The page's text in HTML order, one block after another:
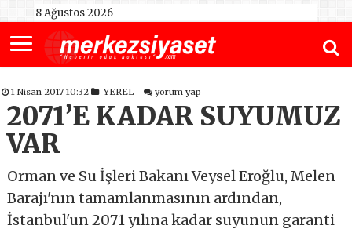
8 Ağustos 2026
1 Nisan 2017 10:32 YEREL yorum yap
2071’E KADAR SUYUMUZ
VAR
Orman ve Su İşleri Bakanı Veysel Eroğlu, Melen
Barajı'nın tamamlanmasının ardından,
İstanbul'un 2071 yılına kadar suyunun garanti